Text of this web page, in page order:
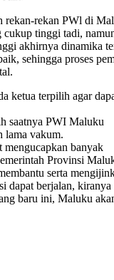
rekan-rekan PWl di
tinggi tadi,
akhirnya dinamika
sehingga proses
ketua terpilih agar
saatnya PWI Maluku
lama vakum.
mengucapkan banyak
Provinsi
serta
dapat berjalan,
baru ini, Maluku